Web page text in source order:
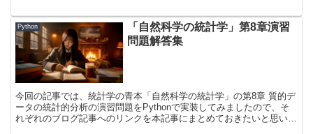
のかについても解説していいますので、自分で問題を解くプログラム
を実装する場合や、プログラムで解かずともやっていることの方向性
が合っているのかを確かめるためにご活用いただけると幸いです！
Python
「自然科学の統計学」第8章演習
問題解答集
今回の記事では、統計学の青本「自然科学の統計学」の第8章 質的デ
ータの統計的分析の演習問題をPythonで実装してみましたので、そ
れぞれのブログ記事へのリンクを本記事にまとめておきたいと思いま